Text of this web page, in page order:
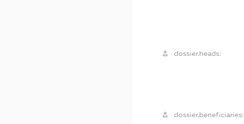
dossier.heads:
dossier.beneficiaries: